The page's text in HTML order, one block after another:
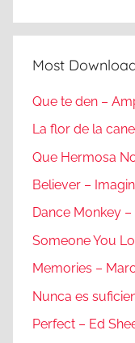
Most
Que te den –
La flor de la
Que Hermosa
Believer –
Dance Monkey –
Someone You
Memories –
Nunca es
Perfect – Ed